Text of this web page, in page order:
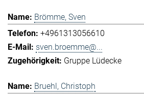
Brömme, Sven
+4961313056610
sven.broemme@...
Gruppe Lüdecke
Bruehl, Christoph